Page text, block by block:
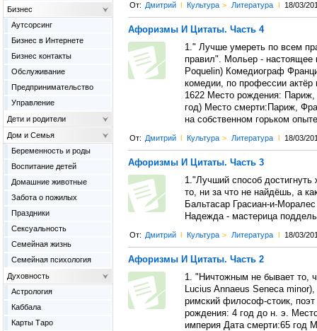
От: Дмитрий l Культура > Литература l 18/03/
Афоризмы И Цитаты. Часть 4
1." Лучше умереть по всем
правил". Мольер -
Poquelin) Комедиограф
комедии, по профессии актёр
1622 Место рождения:
год) Место смерти:Париж,
на собственном горьком
От: Дмитрий l Культура > Литература l 18/03/
Афоризмы И Цитаты. Часть 3
1."Лучший способ
то, ни за что не найдёшь, а
Бальтасар Грасиан-и-
Надежда - мастерица
От: Дмитрий l Культура > Литература l 18/03/
Афоризмы И Цитаты. Часть 2
1. "Ничтожным не бывает то,
Lucius Annaeus Seneca
римский философ-стоик,
рождения: 4 год до н. э.
империя Дата смерти:65 год
Бизнес
Аутсорсинг
Бизнес в Интернете
Бизнес контакты
Обслуживание
Предпринимательство
Управление
Дети и родители
Дом и Семья
Беременность и роды
Воспитание детей
Домашние животные
Забота о пожилых
Праздники
Сексуальность
Семейная жизнь
Семейная психология
Духовность
Астрология
Каббала
Карты Таро